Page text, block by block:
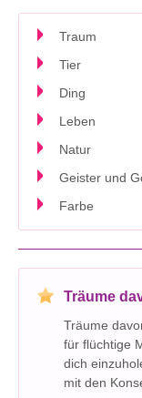
Traum
Tier
Ding
Leben
Natur
Geister und
Farbe
Träume
Träume
für flüchtige
dich
mit den